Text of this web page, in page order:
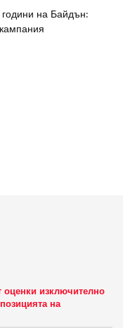
на Байдън:
оценки изключително
на